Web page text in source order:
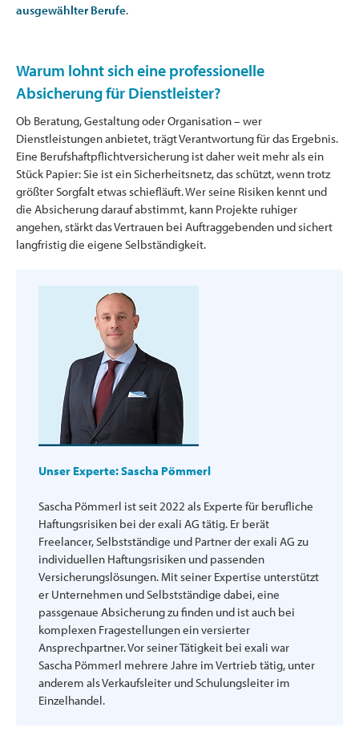
ausgewählter Berufe.
Warum lohnt sich eine professionelle
Absicherung für Dienstleister?
Ob Beratung, Gestaltung oder Organisation – wer
Dienstleistungen anbietet, trägt Verantwortung für das Ergebnis.
Eine Berufshaftpflichtversicherung ist daher weit mehr als ein
Stück Papier: Sie ist ein Sicherheitsnetz, das schützt, wenn trotz
größter Sorgfalt etwas schiefläuft. Wer seine Risiken kennt und
die Absicherung darauf abstimmt, kann Projekte ruhiger
angehen, stärkt das Vertrauen bei Auftraggebenden und sichert
langfristig die eigene Selbständigkeit.
Unser Experte: Sascha Pömmerl
Sascha Pömmerl ist seit 2022 als Experte für berufliche
Haftungsrisiken bei der exali AG tätig. Er berät
Freelancer, Selbstständige und Partner der exali AG zu
individuellen Haftungsrisiken und passenden
Versicherungslösungen. Mit seiner Expertise unterstützt
er Unternehmen und Selbstständige dabei, eine
passgenaue Absicherung zu finden und ist auch bei
komplexen Fragestellungen ein versierter
Ansprechpartner. Vor seiner Tätigkeit bei exali war
Sascha Pömmerl mehrere Jahre im Vertrieb tätig, unter
anderem als Verkaufsleiter und Schulungsleiter im
Einzelhandel.